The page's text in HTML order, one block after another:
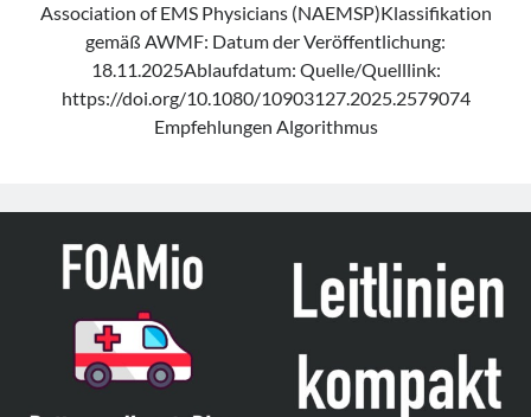
Association of EMS Physicians (NAEMSP)Klassifikation
gemäß AWMF: Datum der Veröffentlichung:
18.11.2025Ablaufdatum: Quelle/Quelllink:
https://doi.org/10.1080/10903127.2025.2579074
Empfehlungen Algorithmus